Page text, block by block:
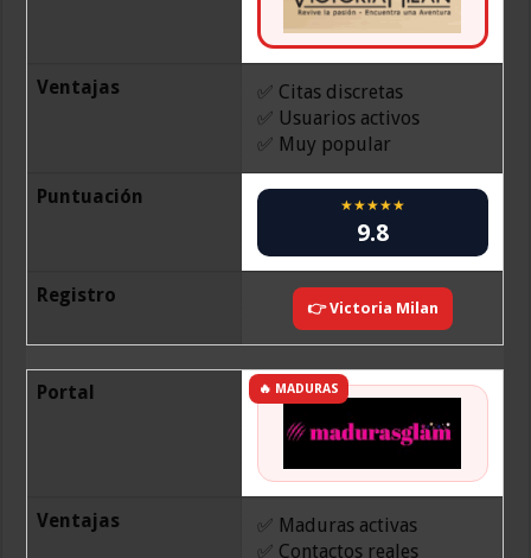
Ventajas
✅ Citas discretas
✅ Usuarios activos
✅ Muy popular
Puntuación ★★★★★
9.8
Registro
👉 Victoria Milan
Portal 🔥 MADURAS
Ventajas
✅ Maduras activas
✅ Contactos reales